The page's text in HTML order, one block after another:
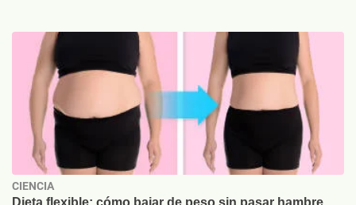
CIENCIA